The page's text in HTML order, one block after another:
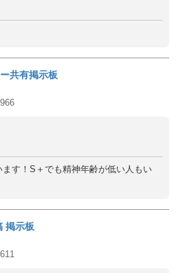
共有掲示板
966
す！S＋でも精神年齢が低い人もい
掲示板
611